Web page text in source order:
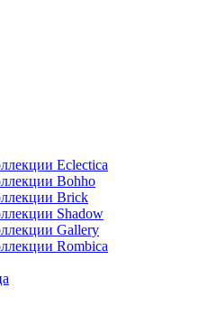
Eclectica
Bohho
Brick
Shadow
Gallery
Rombica